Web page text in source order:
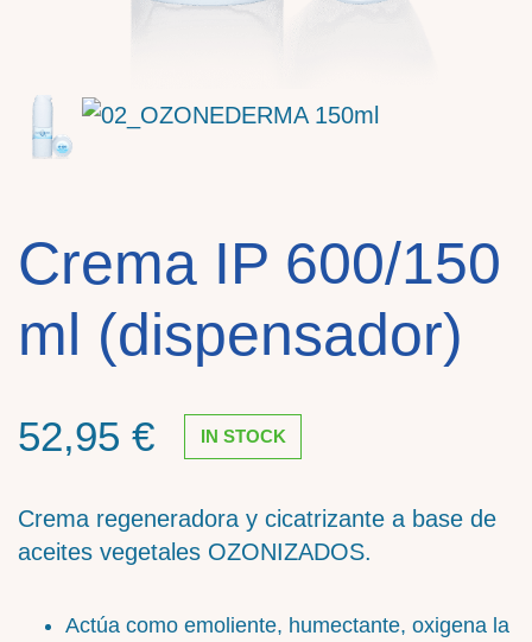
Crema IP 600/150
ml (dispensador)
52,95 € IN STOCK
Crema regeneradora y cicatrizante a base de
aceites vegetales OZONIZADOS.
Actúa como emoliente, humectante, oxigena la